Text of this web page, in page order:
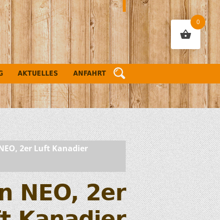
AKTUELLES ANFAHRT
2er Luft Kanadier
NEO, 2er
0